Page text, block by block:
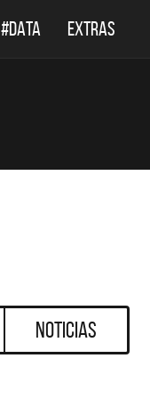
#DATA EXTRAS
Noticias
DESTACADOS